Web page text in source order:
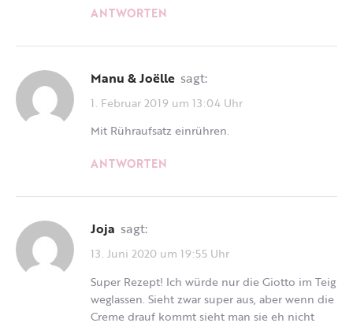
ANTWORTEN
Manu & Joëlle sagt:
1. Februar 2019 um 13:04 Uhr
Mit Rühraufsatz einrühren.
ANTWORTEN
Joja sagt:
13. Juni 2020 um 19:55 Uhr
Super Rezept! Ich würde nur die Giotto im Teig
weglassen. Sieht zwar super aus, aber wenn die
Creme drauf kommt sieht man sie eh nicht